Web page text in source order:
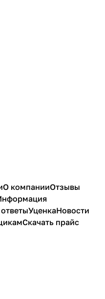
О компанииОтзывы
УценкаНовости
Скачать прайс